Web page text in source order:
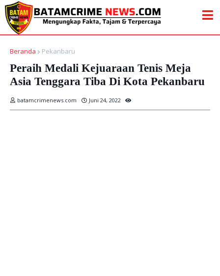
Beranda Pekanbaru
Peraih Medali Kejuaraan Tenis Meja
Asia Tenggara Tiba Di Kota Pekanbaru
batamcrimenews.com Juni 24, 2022